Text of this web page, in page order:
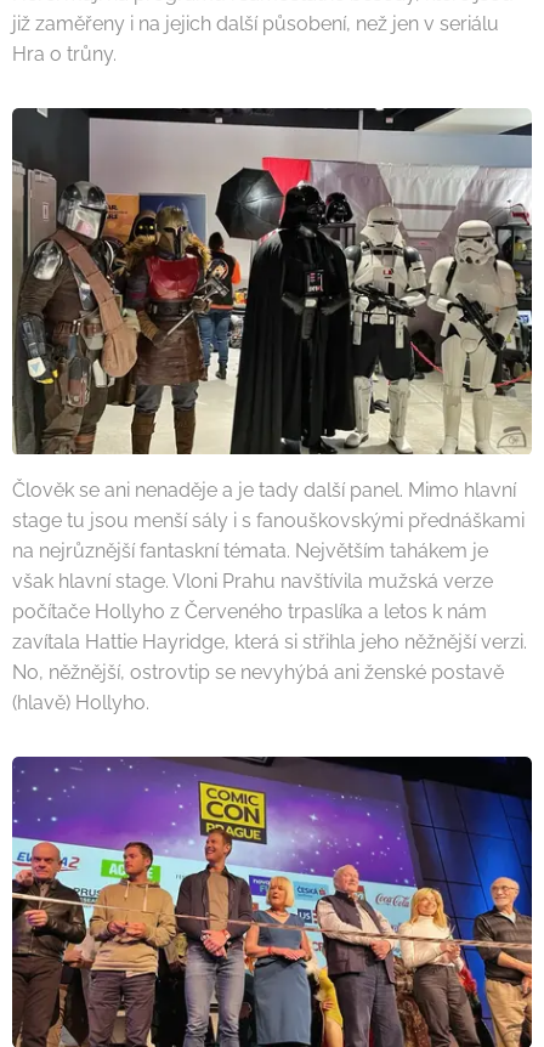
již zaměřeny i na jejich další působení, než jen v seriálu
Hra o trůny.
Člověk se ani nenaděje a je tady další panel. Mimo hlavní
stage tu jsou menší sály i s fanouškovskými přednáškami
na nejrůznější fantaskní témata. Největším tahákem je
však hlavní stage. Vloni Prahu navštívila mužská verze
počítače Hollyho z Červeného trpaslíka a letos k nám
zavítala Hattie Hayridge, která si střihla jeho něžnější verzi.
No, něžnější, ostrovtip se nevyhýbá ani ženské postavě
(hlavě) Hollyho.